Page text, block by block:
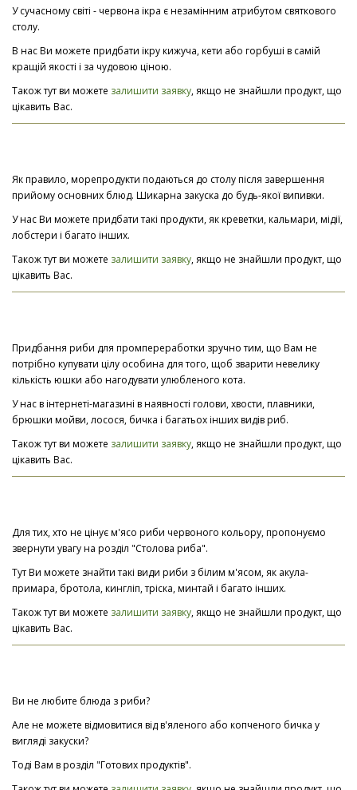
У сучасному світі - червона ікра є незамінним атрибутом святкового
столу.
В нас Ви можете придбати ікру кижуча, кети або горбуші в самій
кращій якості і за чудовою ціною.
Також тут ви можете залишити заявку, якщо не знайшли продукт, що
цікавить Вас.
Як правило, морепродукти подаються до столу після завершення
прийому основних блюд. Шикарна закуска до будь-якої випивки.
У нас Ви можете придбати такі продукти, як креветки, кальмари, мідії,
лобстери і багато інших.
Також тут ви можете залишити заявку, якщо не знайшли продукт, що
цікавить Вас.
Придбання риби для промпереработки зручно тим, що Вам не
потрібно купувати цілу особина для того, щоб зварити невелику
кількість юшки або нагодувати улюбленого кота.
У нас в інтернеті-магазині в наявності голови, хвости, плавники,
брюшки мойви, лосося, бичка і багатьох інших видів риб.
Також тут ви можете залишити заявку, якщо не знайшли продукт, що
цікавить Вас.
Для тих, хто не цінує м'ясо риби червоного кольору, пропонуємо
звернути увагу на розділ "Столова риба".
Тут Ви можете знайти такі види риби з білим м'ясом, як акула-
примара, бротола, кингліп, тріска, минтай і багато інших.
Також тут ви можете залишити заявку, якщо не знайшли продукт, що
цікавить Вас.
Ви не любите блюда з риби?
Але не можете відмовитися від в'яленого або копченого бичка у
вигляді закуски?
Тоді Вам в розділ "Готових продуктів".